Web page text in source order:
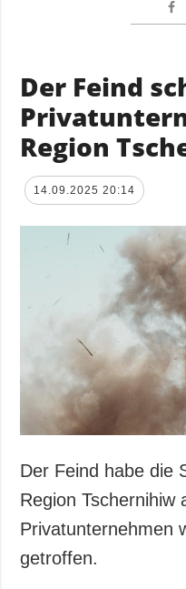
Der Feind
Region
14.09.2025 20:14
Der Feind habe die
Region Tschernihiw
Privatunternehmen
getroffen.